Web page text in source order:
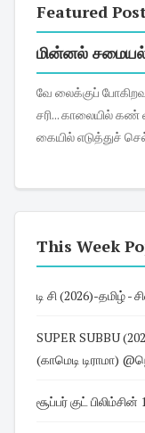
Featured
மின்னல் சமையல்
வே லைக்குப் போகிறவர்களானாலும் சரி, இல்லத்தரசிகளானாலும்
சரி... காலையில் கண் விழித்த
கையில் எடுத்துச்
This Week
டி சி (2026)-தமிழ்
SUPER SUBBU (2026)-
(காமெடி டிராமா)
சூப்பர் குட்